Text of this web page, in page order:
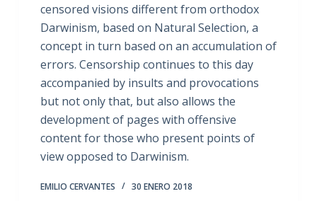
censored visions different from orthodox
Darwinism, based on Natural Selection, a
concept in turn based on an accumulation of
errors. Censorship continues to this day
accompanied by insults and provocations
but not only that, but also allows the
development of pages with offensive
content for those who present points of
view opposed to Darwinism.
EMILIO CERVANTES 30 ENERO 2018